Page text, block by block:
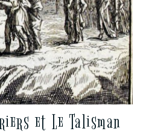
et Le Talisman